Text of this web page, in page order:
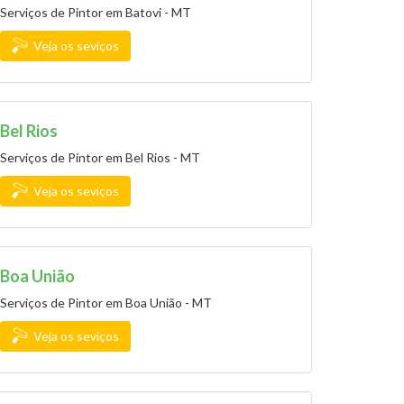
Serviços de Pintor em Batovi - MT
Veja os seviços
Bel Rios
Serviços de Pintor em Bel Rios - MT
Veja os seviços
Boa União
Serviços de Pintor em Boa União - MT
Veja os seviços